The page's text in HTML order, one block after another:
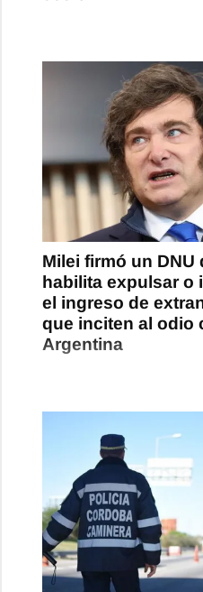
Milei firmó un DNU
habilita expulsar o
el ingreso de
que inciten al odio
Argentina